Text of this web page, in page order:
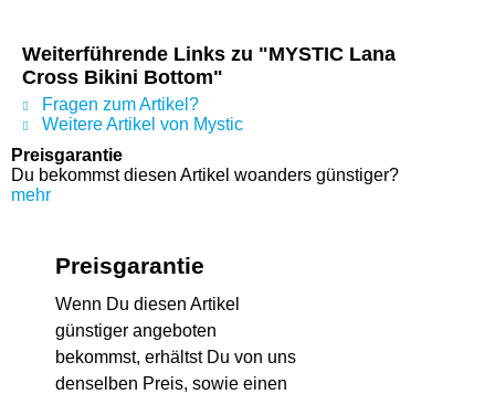
Weiterführende Links zu "MYSTIC Lana
Cross Bikini Bottom"
Fragen zum Artikel?
Weitere Artikel von Mystic
Preisgarantie
Du bekommst diesen Artikel woanders günstiger?
mehr
Preisgarantie
Wenn Du diesen Artikel
günstiger angeboten
bekommst, erhältst Du von uns
denselben Preis, sowie einen